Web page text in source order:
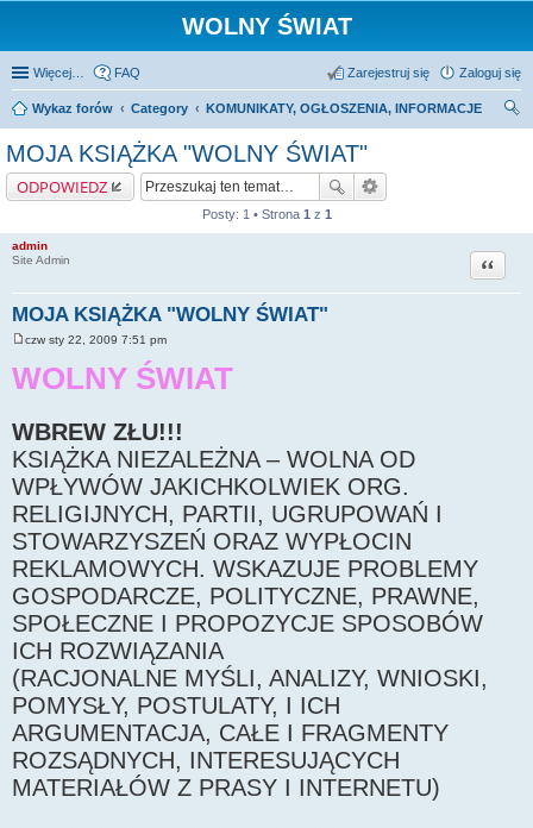
WOLNY ŚWIAT
Więcej… FAQ Zaloguj się
Zarejestruj się
Wykaz forów Category
KOMUNIKATY, OGŁOSZENIA, INFORMACJE
MOJA KSIĄŻKA "WOLNY ŚWIAT"
ODPOWIEDZ
Posty: 1 • Strona 1 z 1
admin
Site Admin
MOJA KSIĄŻKA "WOLNY ŚWIAT"
Cytuj
s
czw sty 22, 2009 7:51 pm
WOLNY ŚWIAT
WBREW ZŁU!!!
KSIĄŻKA NIEZALEŻNA – WOLNA OD
WPŁYWÓW JAKICHKOLWIEK ORG.
RELIGIJNYCH, PARTII, UGRUPOWAŃ I
STOWARZYSZEŃ ORAZ WYPŁOCIN
REKLAMOWYCH. WSKAZUJE PROBLEMY
GOSPODARCZE, POLITYCZNE, PRAWNE,
SPOŁECZNE I PROPOZYCJE SPOSOBÓW
ICH ROZWIĄZANIA
(RACJONALNE MYŚLI, ANALIZY, WNIOSKI,
POMYSŁY, POSTULATY, I ICH
ARGUMENTACJA, CAŁE I FRAGMENTY
ROZSĄDNYCH, INTERESUJĄCYCH
MATERIAŁÓW Z PRASY I INTERNETU)